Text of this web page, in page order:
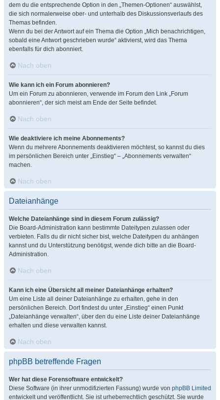
dem du die entsprechende Option in den „Themen-Optionen“ auswählst,
die sich normalerweise ober- und unterhalb des Diskussionsverlaufs des
Themas befinden.
Wenn du bei der Antwort auf ein Thema die Option „Mich benachrichtigen,
sobald eine Antwort geschrieben wurde“ aktivierst, wird das Thema
ebenfalls für dich abonniert.
Nach oben
Wie kann ich ein Forum abonnieren?
Um ein Forum zu abonnieren, verwende im Forum den Link „Forum
abonnieren“, der sich meist am Ende der Seite befindet.
Nach oben
Wie deaktiviere ich meine Abonnements?
Wenn du mehrere Abonnements deaktivieren möchtest, so kannst du dies
im persönlichen Bereich unter „Einstieg“ – „Abonnements verwalten“
machen.
Nach oben
Dateianhänge
Welche Dateianhänge sind in diesem Forum zulässig?
Die Board-Administration kann bestimmte Dateitypen zulassen oder
verbieten. Falls du dir nicht sicher bist, welche Dateitypen du anhängen
kannst und du Unterstützung benötigst, wende dich bitte an die Board-
Administration.
Nach oben
Kann ich eine Übersicht all meiner Dateianhänge erhalten?
Um eine Liste all deiner Dateianhänge zu erhalten, gehe in den
persönlichen Bereich. Dort findest du unter „Einstieg“ einen Punkt
„Dateianhänge verwalten“, über den du eine Liste deiner Dateianhänge
erhalten und diese verwalten kannst.
Nach oben
phpBB betreffende Fragen
Wer hat diese Forensoftware entwickelt?
Diese Software (in ihrer unmodifizierten Fassung) wurde von phpBB Limited
entwickelt und veröffentlicht. Sie ist urheberrechtlich geschützt. Sie wurde